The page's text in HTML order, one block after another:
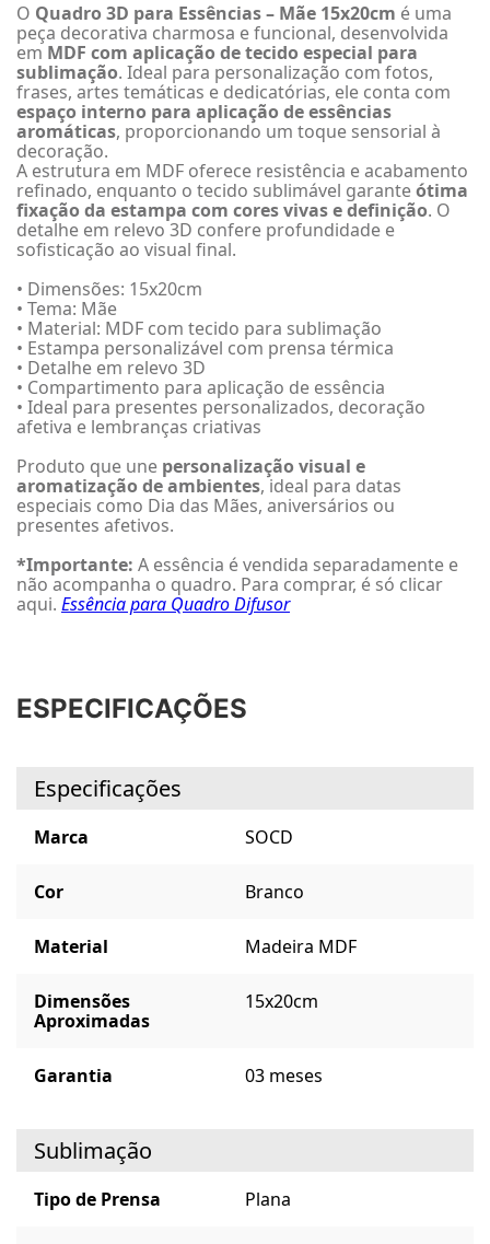
O Quadro 3D para Essências – Mãe 15x20cm é uma
peça decorativa charmosa e funcional, desenvolvida
em MDF com aplicação de tecido especial para
sublimação. Ideal para personalização com fotos,
frases, artes temáticas e dedicatórias, ele conta com
espaço interno para aplicação de essências
aromáticas, proporcionando um toque sensorial à
decoração.
A estrutura em MDF oferece resistência e acabamento
refinado, enquanto o tecido sublimável garanteótima
fixação da estampa com cores vivas e definição. O
detalhe em relevo 3D confere profundidade e
sofisticação ao visual final.
• Dimensões: 15x20cm
• Tema: Mãe
• Material: MDF com tecido para sublimação
• Estampa personalizável com prensa térmica
• Detalhe em relevo 3D
• Compartimento para aplicação de essência
• Ideal para presentes personalizados, decoração
afetiva e lembranças criativas
Produto que une personalização visual e
aromatização de ambientes, ideal para datas
especiais como Dia das Mães, aniversários ou
presentes afetivos.
*Importante: A essência é vendida separadamente e
não acompanha o quadro. Para comprar, é só clicar
aqui. Essência para Quadro Difusor
ESPECIFICAÇÕES
Especificações
Marca SOCD
Cor Branco
Material Madeira MDF
Dimensões
Aproximadas
15x20cm
Garantia 03 meses
Sublimação
Tipo de Prensa Plana